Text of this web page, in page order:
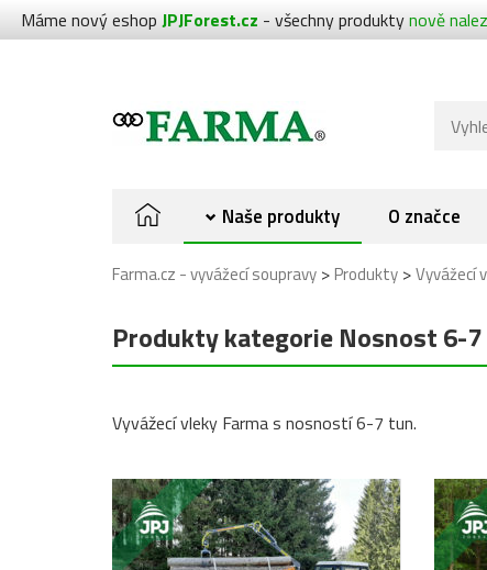
Máme nový eshop JPJForest.cz - všechny produktynově
Naše produkty O značce
Farma.cz - vyvážecí soupravy >Produkty >Vyvážecí
Produkty kategorie Nosnost 6-
Vyvážecí vleky Farma s nosností 6-7 tun.